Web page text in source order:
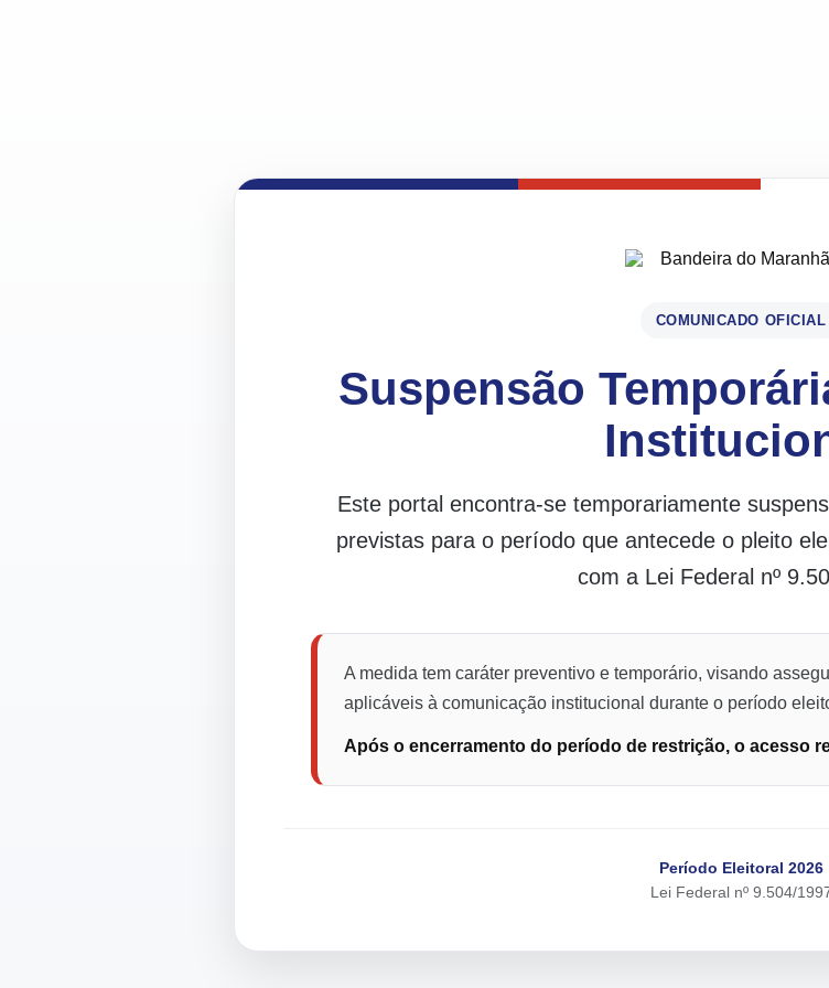
COMUNICADO OFICIAL
Suspensão
Este portal encontra-se temporariamente
previstas para o período que antecede o pleito
com a Lei Federal nº
A medida tem caráter preventivo e temporário, visando
aplicáveis à comunicação institucional durante o período
Após o encerramento do período de restrição, o acesso
Período Eleitoral 2026
Lei Federal nº 9.504/